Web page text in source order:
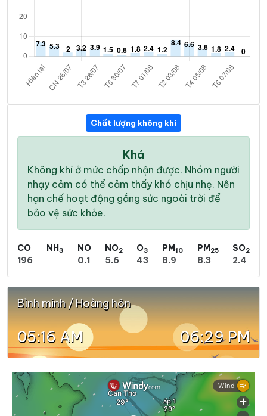
Chất lượng không khí
Khá
Không khí ở mức chấp nhận được. Nhóm người
nhạy cảm có thể cảm thấy khó chịu nhẹ. Nên
hạn chế hoạt động gắng sức ngoài trời để
bảo vệ sức khỏe.
CO
196
NH3
NO
0.1
NO2
5.6
O3
43
PM10
8.9
PM25
8.3
SO2
2.4
Bình minh / Hoàng hôn
05:16 AM 06:29 PM